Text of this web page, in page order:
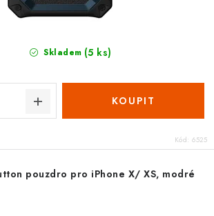
Skladem (5 ks)
Kód: 6525
pouzdro pro iPhone X/ XS, modré